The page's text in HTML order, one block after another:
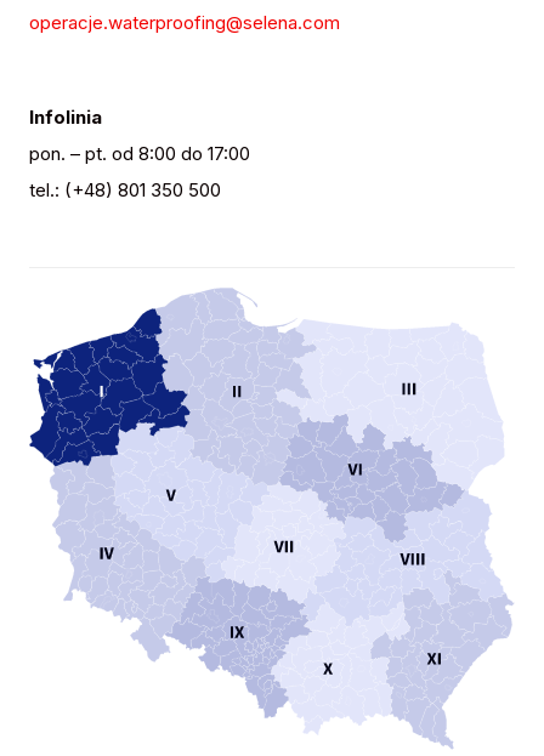
operacje.waterproofing@selena.com
Infolinia
pon. – pt. od 8:00 do 17:00
tel.: (+48) 801 350 500